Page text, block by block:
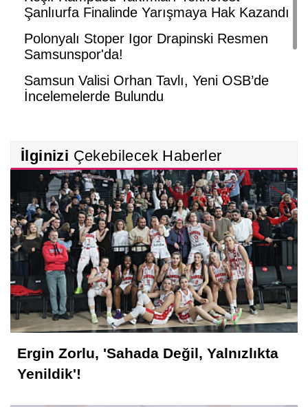
Şanlıurfa Finalinde Yarışmaya Hak Kazandı
Polonyalı Stoper Igor Drapinski Resmen
Samsunspor'da!
Samsun Valisi Orhan Tavlı, Yeni OSB’de
İncelemelerde Bulundu
Geleceğine Birlikte İmza Atalım’!
Ulusoy Un, Türkiye’nin Lider Un Markası
Olmayı Sürdürüyor
İlginizi Çekebilecek Haberler
Ergin Zorlu, 'Sahada Değil, Yalnızlıkta
Yenildik'!